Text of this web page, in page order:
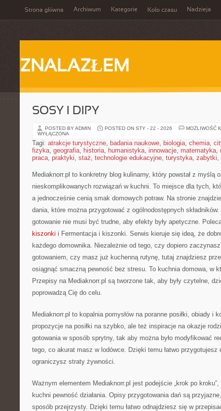
Strona główna Archiwum Kategorie Koło czasu Nadzieja
ZNALAZŁEM
SOSY I DIPY
POSTED BY ADMIN POSTED ON STY - 22 - 2026
MOŻLIWOŚĆ
WYŁĄCZONA
Tagi: atrakcje turystyczne, badania naukowe, biologia, chemia,
fizyka, geografia, historia, humanistyka, innowacje, matematyka,
praca, praktyki, staż, technologie edukacyjne, turystyka, zabytki,
Mediaknorr.pl to konkretny blog kulinarny, który powstał z myślą
nieskomplikowanych rozwiązań w kuchni. To miejsce dla tych,
a jednocześnie cenią smak domowych potraw. Na stronie
dania, które można przygotować z ogólnodostępnych
gotowanie nie musi być trudne, aby efekty były apetyczne.
kiszonki i Fermentacja i kiszonki. Serwis kieruje się ideą, że
każdego domownika. Niezależnie od tego, czy dopiero
gotowaniem, czy masz już kuchenną rutynę, tutaj znajdziesz
osiągnąć smaczną pewność bez stresu. To kuchnia domowa, w
Przepisy na Mediaknorr.pl są tworzone tak, aby były czytelne,
poprowadzą Cię do celu.
Mediaknorr.pl to kopalnia pomysłów na poranne posiłki, obiady i
propozycje na posiłki na szybko, ale też inspiracje na okazje
gotowania w sposób sprytny, tak aby można było modyfikować
tego, co akurat masz w lodówce. Dzięki temu łatwo przygotujesz
ograniczysz straty żywności.
Ważnym elementem Mediaknorr.pl jest podejście „krok po
kuchni pewność działania. Opisy przygotowania dań są
sposób przejrzysty. Dzięki temu łatwo odnajdziesz się w